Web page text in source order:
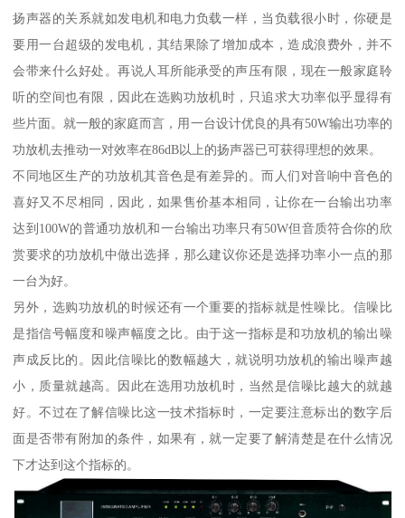
扬声器的关系就如发电机和电力负载一样，当负载很小时，你硬是
要用一台超级的发电机，其结果除了增加成本，造成浪费外，并不
会带来什么好处。再说人耳所能承受的声压有限，现在一般家庭聆
听的空间也有限，因此在选购功放机时，只追求大功率似乎显得有
些片面。就一般的家庭而言，用一台设计优良的具有50W输出功率的
功放机去推动一对效率在86dB以上的扬声器已可获得理想的效果。
不同地区生产的功放机其音色是有差异的。而人们对音响中音色的
喜好又不尽相同，因此，如果售价基本相同，让你在一台输出功率
达到100W的普通功放机和一台输出功率只有50W但音质符合你的欣
赏要求的功放机中做出选择，那么建议你还是选择功率小一点的那
一台为好。
另外，选购功放机的时候还有一个重要的指标就是性噪比。信噪比
是指信号幅度和噪声幅度之比。由于这一指标是和功放机的输出噪
声成反比的。因此信噪比的数幅越大，就说明功放机的输出噪声越
小，质量就越高。因此在选用功放机时，当然是信噪比越大的就越
好。不过在了解信噪比这一技术指标时，一定要注意标出的数字后
面是否带有附加的条件，如果有，就一定要了解清楚是在什么情况
下才达到这个指标的。